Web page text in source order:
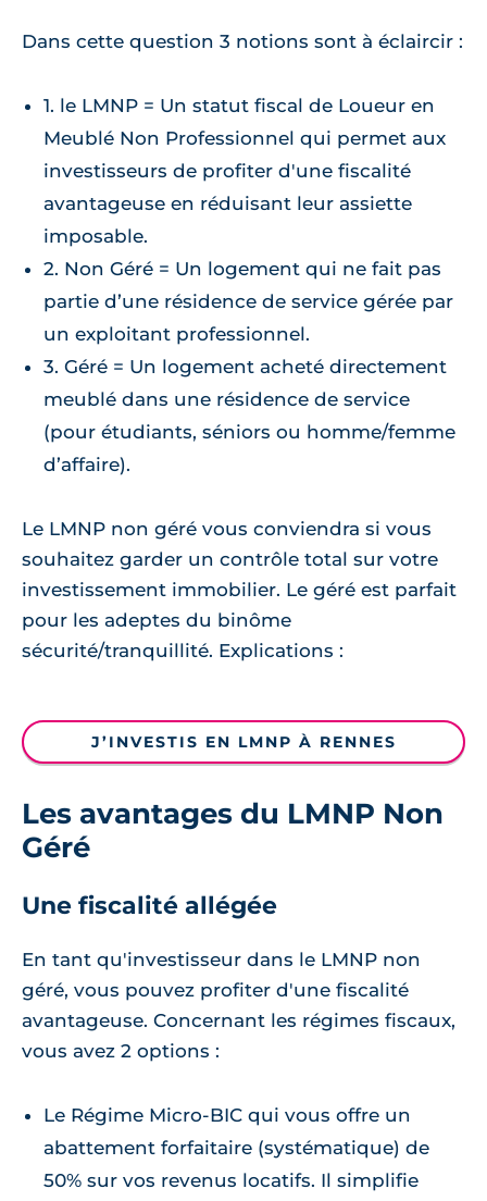
Dans cette question 3 notions sont à éclaircir :
1. le LMNP = Un statut fiscal de Loueur en
Meublé Non Professionnel qui permet aux
investisseurs de profiter d'une fiscalité
avantageuse en réduisant leur assiette
imposable.
2. Non Géré = Un logement qui ne fait pas
partie d’une résidence de service gérée par
un exploitant professionnel.
3. Géré = Un logement acheté directement
meublé dans une résidence de service
(pour étudiants, séniors ou homme/femme
d’affaire).
Le LMNP non géré vous conviendra si vous
souhaitez garder un contrôle total sur votre
investissement immobilier. Le géré est parfait
pour les adeptes du binôme
sécurité/tranquillité. Explications :
J’INVESTIS EN LMNP À RENNES
Les avantages du LMNP Non
Géré
Une fiscalité allégée
En tant qu'investisseur dans le LMNP non
géré, vous pouvez profiter d'une fiscalité
avantageuse. Concernant les régimes fiscaux,
vous avez 2 options :
Le Régime Micro-BIC qui vous offre un
abattement forfaitaire (systématique) de
50% sur vos revenus locatifs. Il simplifie